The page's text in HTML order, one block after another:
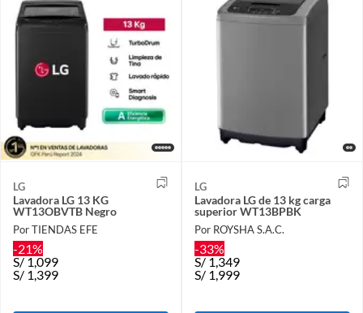
LG
Lavadora LG 13 KG
WT13OBVTB Negro
Por TIENDAS EFE
-21%
S/1,099
S/ 1,399
LG
Lavadora LG de 13 kg carga
superior WT13BPBK
Por ROYSHA S.A.C.
-33%
S/1,349
S/ 1,999